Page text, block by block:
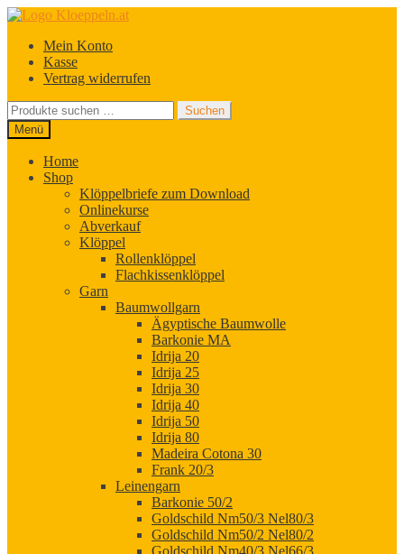
Zur
springen
Zum
springenMein Konto
Kasse
Vertrag widerrufen
Suchen
nach:
Suchen
Menü
Home
Shop
Klöppelbriefe zum Download
Onlinekurse
Abverkauf
Klöppel
Rollenklöppel
Flachkissenklöppel
Garn
Baumwollgarn
Ägyptische Baumwolle
Barkonie MA
Idrija 20
Idrija 25
Idrija 30
Idrija 40
Idrija 50
Idrija 80
Madeira Cotona 30
Frank 20/3
Leinengarn
Barkonie 50/2
Goldschild Nm50/3 Nel80/3
Goldschild Nm50/2 Nel80/2
Goldschild Nm40/3 Nel66/3